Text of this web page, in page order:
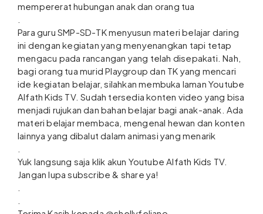
mempererat hubungan anak dan orang tua
Para guru SMP-SD-TK menyusun materi belajar daring
ini dengan kegiatan yang menyenangkan tapi tetap
mengacu pada rancangan yang telah disepakati. Nah,
bagi orang tua murid Playgroup dan TK yang mencari
ide kegiatan belajar, silahkan membuka laman Youtube
Alfath Kids TV. Sudah tersedia konten video yang bisa
menjadi rujukan dan bahan belajar bagi anak-anak. Ada
materi belajar membaca, mengenal hewan dan konten
lainnya yang dibalut dalam animasi yang menarik
Yuk langsung saja klik akun Youtube Alfath Kids TV.
Jangan lupa subscribe & share ya!